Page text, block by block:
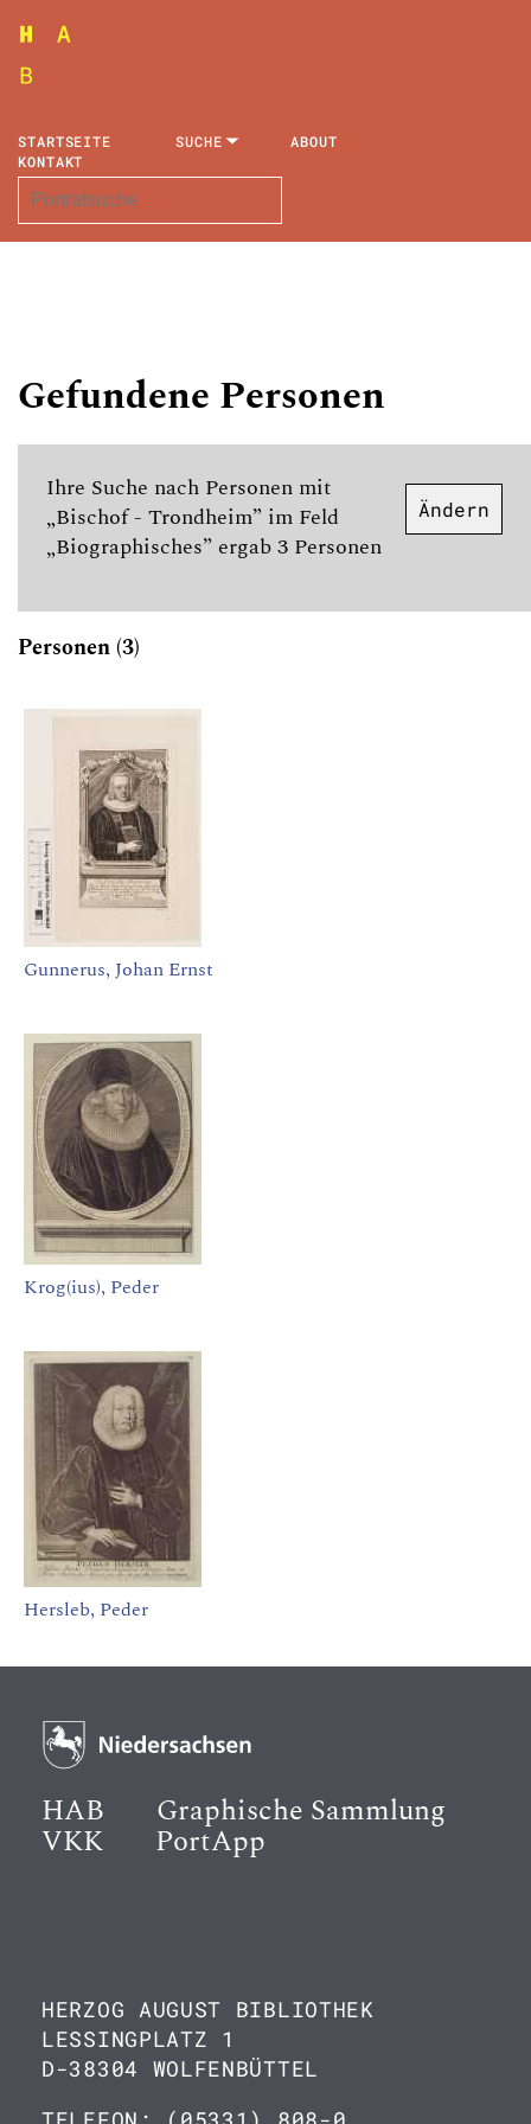
STARTSEITE SUCHE
ABOUT
KONTAKT
Gefundene Personen
Ihre Suche nach Personen mit
„Bischof - Trondheim” im Feld
„Biographisches” ergab 3 Personen
Ändern
Personen (3)
Gunnerus, Johan Ernst
Krog(ius), Peder
Hersleb, Peder
HAB Graphische Sammlung
VKK PortApp
HERZOG AUGUST BIBLIOTHEK
LESSINGPLATZ 1
D-38304 WOLFENBÜTTEL